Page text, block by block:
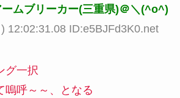
ムブリーカー(三重県)＠＼(^o^)
12:02:31.08 ID:e5BJFd3K0.net
グ一択
嗚呼～～、となる